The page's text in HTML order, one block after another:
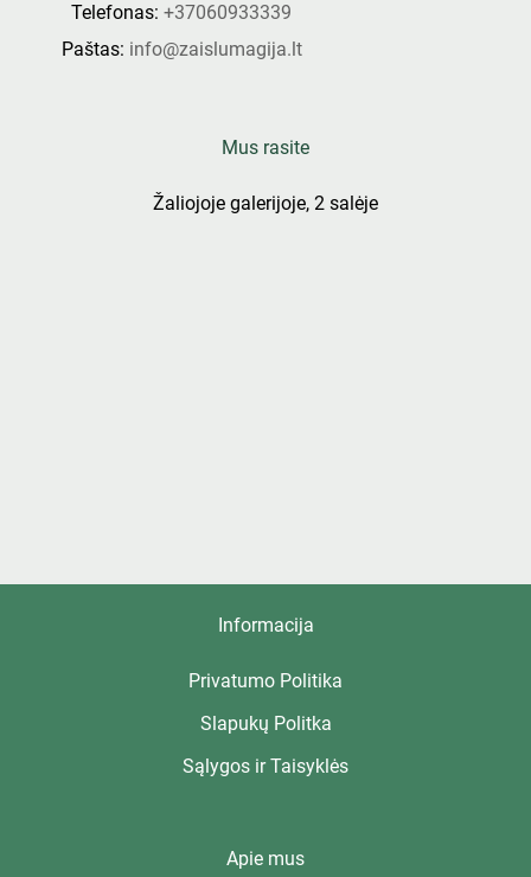
Telefonas: +37060933339
Paštas: info@zaislumagija.lt
Mus rasite
Žaliojoje galerijoje, 2 salėje
Informacija
Privatumo Politika
Slapukų Politka
Sąlygos ir Taisyklės
Apie mus